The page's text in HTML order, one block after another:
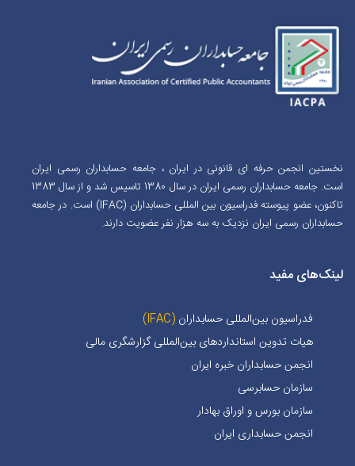
نخستین انجمن حرفه ای قانونی در ایران ، جامعه حسابداران رسمی ایران
است. جامعه حسابداران رسمی ایران در سال 1380 تاسیس شد و از سال 1383
تاکنون، عضو پیوسته فدراسیون بین المللی حسابداران (IFAC) است. در جامعه
حسابداران رسمی ایران نزدیک به سه هزار نفر عضویت دارند.
لینک‌های مفید
فدراسیون بین‌المللی حسابداران (IFAC)
هیات تدوین استانداردهای بین‌المللی گزارشگری مالی
انجمن حسابداران خبره ايران
سازمان حسابرسی
سازمان بورس و اوراق بهادار
انجمن حسابداری ایران